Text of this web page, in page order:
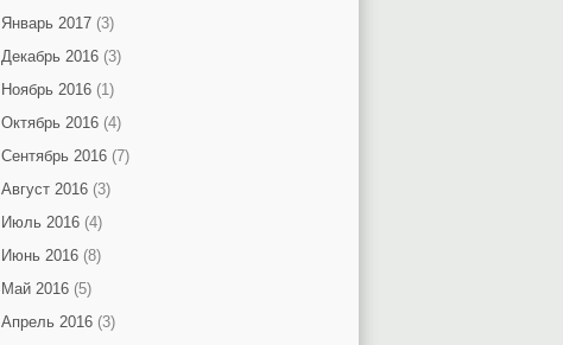
Январь 2017(3)
Декабрь 2016(3)
Ноябрь 2016(1)
Октябрь 2016(4)
Сентябрь 2016(7)
Август 2016(3)
Июль 2016(4)
Июнь 2016(8)
Май 2016(5)
Апрель 2016(3)